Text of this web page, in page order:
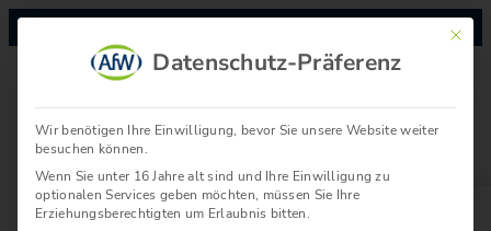
Aktuelles
Mit
Datenschutz-Präferenz
Wir benötigen Ihre Einwilligung, bevor Sie unsere Website weiter
besuchen können.
Wenn Sie unter 16 Jahre alt sind und Ihre Einwilligung zu
optionalen Services geben möchten, müssen Sie Ihre
Erziehungsberechtigten um Erlaubnis bitten.